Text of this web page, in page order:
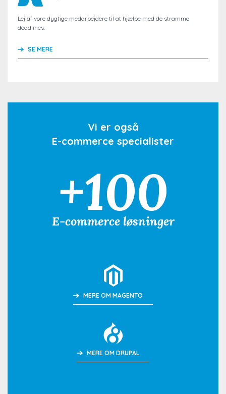
Lej af vore dygtige medarbejdere til at hjælpe med de stramme
deadlines.
SE MERE
Vi er også
E-commerce specialister
+100
E-commerce løsninger
MERE OM MAGENTO
MERE OM DRUPAL